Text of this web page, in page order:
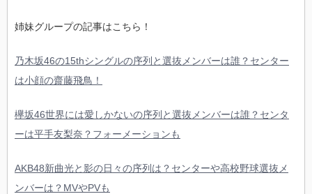
姉妹グループの記事はこちら！
乃木坂46の15thシングルの序列と選抜メンバーは誰？センター
は小顔の齋藤飛鳥！
欅坂46世界には愛しかないの序列と選抜メンバーは誰？センタ
ーは平手友梨奈？フォーメーションも
AKB48新曲光と影の日々の序列は？センターや高校野球選抜メ
ンバーは？MVやPVも